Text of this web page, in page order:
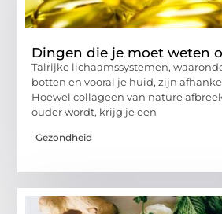
Dingen die je moet weten
Talrijke lichaamssystemen,
botten en vooral je huid, zijn
Hoewel collageen van nature
ouder wordt, krijg je een
Gezondheid